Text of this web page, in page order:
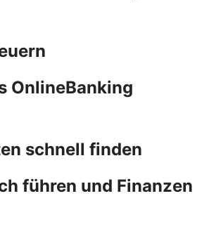
OnlineBanking
schnell finden
führen und Finanzen